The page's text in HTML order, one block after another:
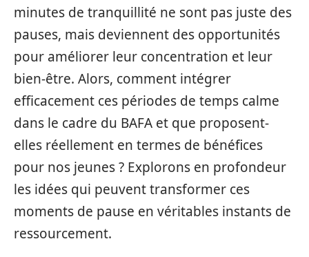
minutes de tranquillité ne sont pas juste des
pauses, mais deviennent des opportunités
pour améliorer leur concentration et leur
bien-être. Alors, comment intégrer
efficacement ces périodes de temps calme
dans le cadre du BAFA et que proposent-
elles réellement en termes de bénéfices
pour nos jeunes ? Explorons en profondeur
les idées qui peuvent transformer ces
moments de pause en véritables instants de
ressourcement.